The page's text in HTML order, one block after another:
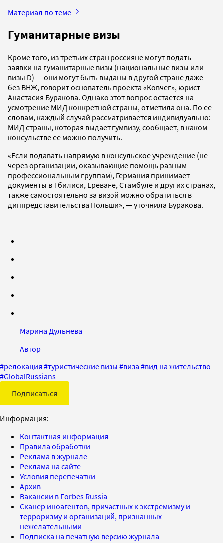
Материал по теме
Гуманитарные визы
Кроме того, из третьих стран россияне могут подать
заявки на гуманитарные визы (национальные визы или
визы D) — они могут быть выданы в другой стране даже
без ВНЖ, говорит основатель проекта «Ковчег», юрист
Анастасия Буракова. Однако этот вопрос остается на
усмотрение МИД конкретной страны, отметила она. По ее
словам, каждый случай рассматривается индивидуально:
МИД страны, которая выдает гумвизу, сообщает, в каком
консульстве ее можно получить.
«Если подавать напрямую в консульское учреждение (не
через организации, оказывающие помощь разным
профессиональным группам), Германия принимает
документы в Тбилиси, Ереване, Стамбуле и других странах,
также самостоятельно за визой можно обратиться в
диппредставительства Польши», — уточнила Буракова.
Марина Дульнева
Автор
#релокация #туристические визы #виза #вид на жительство
#GlobalRussians
Подписаться
Информация:
Контактная информация
Правила обработки
Реклама в журнале
Реклама на сайте
Условия перепечатки
Архив
Вакансии в Forbes Russia
Сканер иноагентов, причастных к экстремизму и
терроризму и организаций, признанных
нежелательными
Подписка на печатную версию журнала